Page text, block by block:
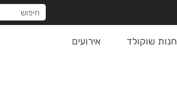
חנות שוקולד אירועים